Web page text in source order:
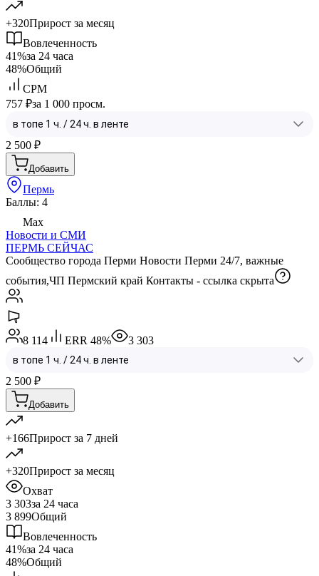
+320Прирост за месяц
Вовлеченность
41%за 24 часа
48%Общий
CPM
757 ₽за 1 000 просм.
2 500 ₽
Добавить
Пермь
Баллы: 4
Max
Новости и СМИ
ПЕРМЬ СЕЙЧАС
Сообщество города Перми Новости Перми 24/7, важные
события,ЧП Пермский край Контакты - ссылка скрыта
8 114 ERR 48% 3 303
2 500 ₽
Добавить
+166Прирост за 7 дней
+320Прирост за месяц
Охват
3 303за 24 часа
3 899Общий
Вовлеченность
41%за 24 часа
48%Общий